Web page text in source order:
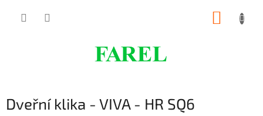
Dveřní klika - VIVA - HR SQ6